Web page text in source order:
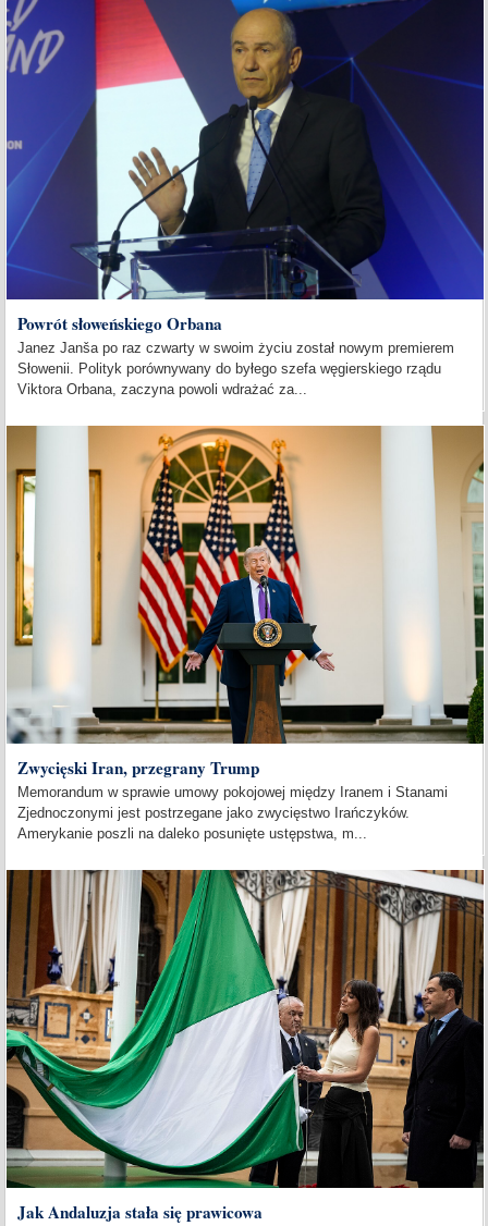
Powrót słoweńskiego Orbana
Janez Janša po raz czwarty w swoim życiu został nowym premierem
Słowenii. Polityk porównywany do byłego szefa węgierskiego rządu
Viktora Orbana, zaczyna powoli wdrażać za...
Zwycięski Iran, przegrany Trump
Memorandum w sprawie umowy pokojowej między Iranem i Stanami
Zjednoczonymi jest postrzegane jako zwycięstwo Irańczyków.
Amerykanie poszli na daleko posunięte ustępstwa, m...
Jak Andaluzja stała się prawicowa